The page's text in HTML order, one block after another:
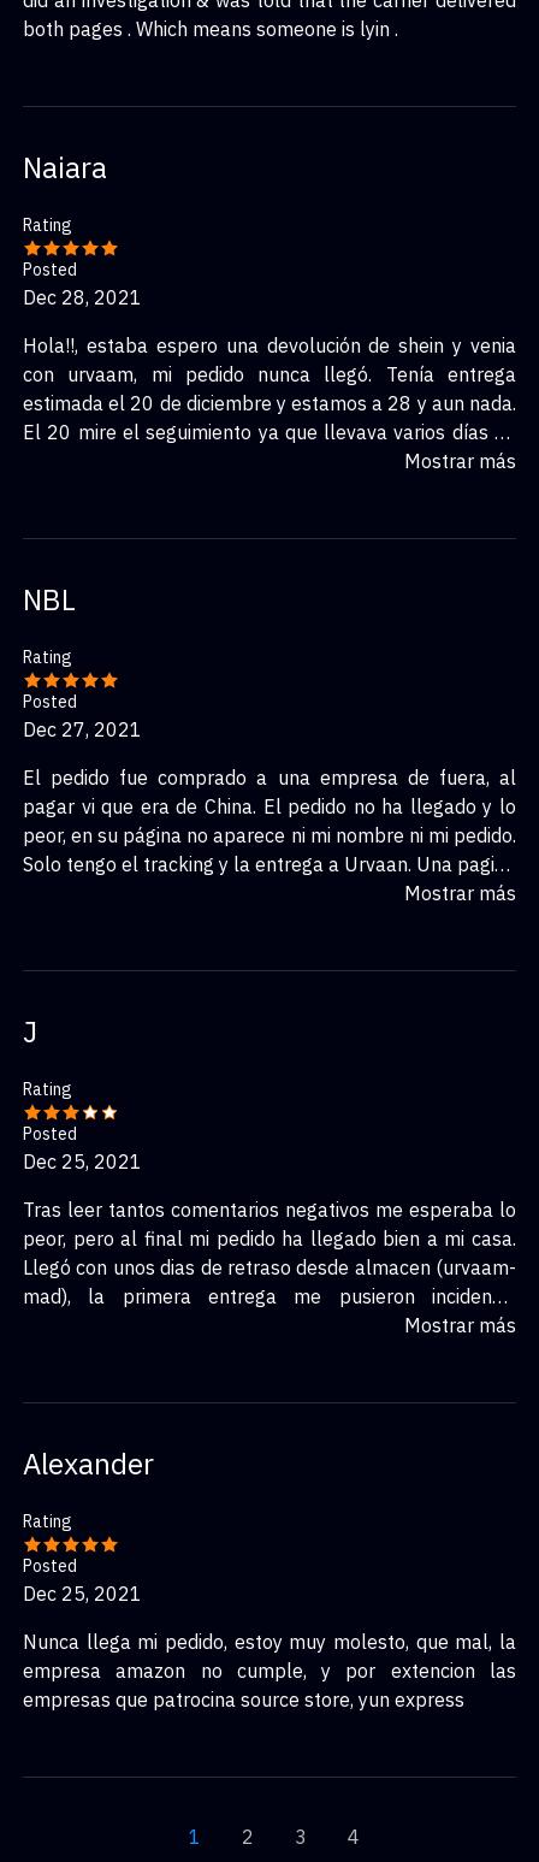
both pages . Which means someone is lyin .
Naiara
Rating
Posted
Dec 28, 2021
Hola!!, estaba espero una devolución de shein y venia
con urvaam, mi pedido nunca llegó. Tenía entrega
estimada el 20 de diciembre y estamos a 28 y aun nada.
El 20 mire el seguimiento ya que llevava varios días en
la agencia y de repente me ponía que mi paquete había
entregan?. Y otra cosa alguien sabe cual es la dirección
teléfono móvil que pone en su web y me colgaban la
llamada, mande un WhatsApp y ni me leyeron y mande
un email y tampoco recibí respuesta.
Mostrar más
NBL
Rating
Posted
Dec 27, 2021
El pedido fue comprado a una empresa de fuera, al
pagar vi que era de China. El pedido no ha llegado y lo
peor, en su página no aparece ni mi nombre ni mi pedido.
Solo tengo el tracking y la entrega a Urvaan. Una pagina
web que NO tiene dirección de los almacenes ni en
Mostrar más
J
Rating
Posted
Dec 25, 2021
Tras leer tantos comentarios negativos me esperaba lo
peor, pero al final mi pedido ha llegado bien a mi casa.
Llegó con unos dias de retraso desde almacen (urvaam-
mad), la primera entrega me pusieron incidencia
(aplazado fecha de entrega) y la segunda incidencia
suerte.
Mostrar más
Alexander
Rating
Posted
Dec 25, 2021
Nunca llega mi pedido, estoy muy molesto, que mal, la
empresa amazon no cumple, y por extencion las
empresas que patrocina source store, yun express
1 2 3
4